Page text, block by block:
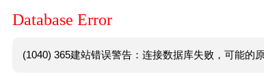
Database Error
(1040) 365建站错误警告：连接数据库失败，可能的